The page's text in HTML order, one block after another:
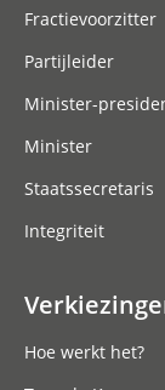
Fractievoorzitter
Partijleider
Minister-
Minister
Staatssecretaris
Integriteit
Hoe werkt het?